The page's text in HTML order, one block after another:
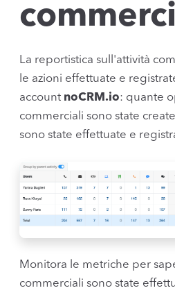
La reportistica sull'attività
le azioni effettuate e
account noCRM.io: quante
commerciali sono state
sono state effettuate e
Monitora le metriche per
commerciali sono state